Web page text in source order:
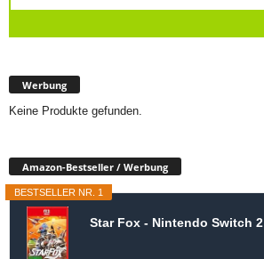
Werbung
Keine Produkte gefunden.
Amazon-Bestseller / Werbung
BESTSELLER NR. 1
Star Fox - Nintendo Switch 2